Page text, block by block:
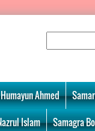
Humayun Ahmed
Islam Samagra